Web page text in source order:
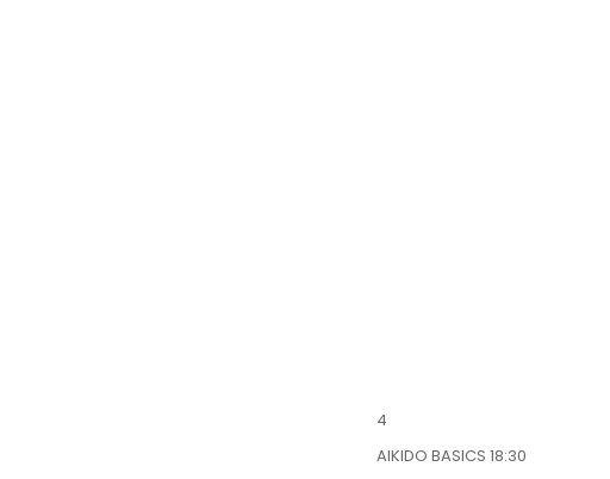
4
AIKIDO BASICS 18:30